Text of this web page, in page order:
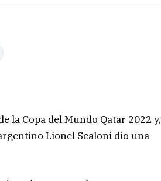
la Copa del Mundo Qatar 2022 y,
Lionel Scaloni dio una